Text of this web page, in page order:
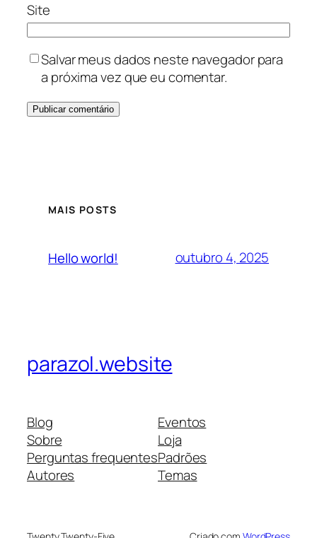
Site
Salvar meus dados neste navegador para
a próxima vez que eu comentar.
MAIS POSTS
Hello world! outubro 4, 2025
parazol.website
Blog
Sobre
Perguntas frequentes
Autores
Eventos
Loja
Padrões
Temas